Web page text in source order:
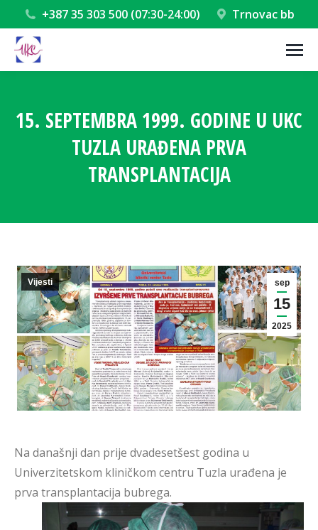
+387 35 303 500 (07:30-24:00) Trnovac bb
15. SEPTEMBRA 1999. GODINE U UKC
TUZLA URAĐENA PRVA
TRANSPLANTACIJA
sep
15
2025
Vijesti
Na današnji dan prije dvadesetšest godina u
Univerzitetskom kliničkom centru Tuzla urađena je
prva transplantacija bubrega.